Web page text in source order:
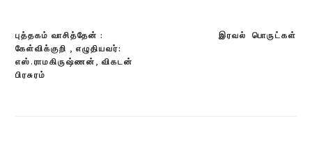
Post
navigation
இரவல் பொருட்கள்
புத்தகம் வாசித்தேன் :
கேள்விக்குறி , எழுதியவர்:
எஸ்.ராமகிருஷ்ணன், விகடன்
பிரசுரம்